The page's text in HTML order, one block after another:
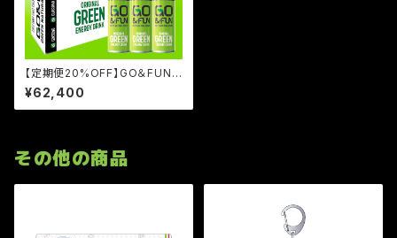
【定期便20%OFF】GO＆FUNグ
リーンエナジードリンク 250ml
缶 30本セット（10ケース）
¥62,400
その他の商品